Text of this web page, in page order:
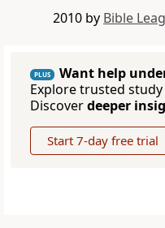
2010 by Bible
PLUS
Want help
Explore trusted
Discoverdeeper
Start 7-day free trial